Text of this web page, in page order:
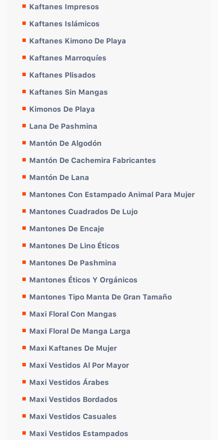
Kaftanes Impresos
Kaftanes Islámicos
Kaftanes Kimono De Playa
Kaftanes Marroquíes
Kaftanes Plisados
Kaftanes Sin Mangas
Kimonos De Playa
Lana De Pashmina
Mantón De Algodón
Mantón De Cachemira Fabricantes
Mantón De Lana
Mantones Con Estampado Animal Para Mujer
Mantones Cuadrados De Lujo
Mantones De Encaje
Mantones De Lino Éticos
Mantones De Pashmina
Mantones Éticos Y Orgánicos
Mantones Tipo Manta De Gran Tamaño
Maxi Floral Con Mangas
Maxi Floral De Manga Larga
Maxi Kaftanes De Mujer
Maxi Vestidos Al Por Mayor
Maxi Vestidos Árabes
Maxi Vestidos Bordados
Maxi Vestidos Casuales
Maxi Vestidos Estampados